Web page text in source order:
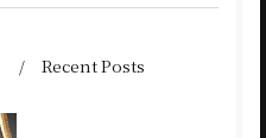
Recent Posts